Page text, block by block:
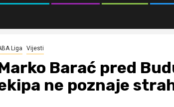
ekipa ne poznaje strah
Liga Vijesti
Barać pred
ne poznaje